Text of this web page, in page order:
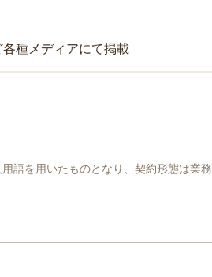
種メディアにて掲載
語を用いたものとなり、契約形態は業務